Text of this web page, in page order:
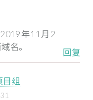
年11月2
名。
回复
目组